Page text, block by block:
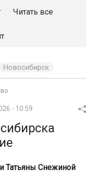
Читать все
Новосибирск
- 10:59
Татьяны Снежиной